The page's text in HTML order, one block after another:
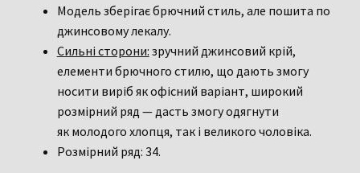
Модель зберігає брючний стиль, але пошита по
джинсовому лекалу.
Сильні сторони: зручний джинсовий крій,
елементи брючного стилю, що дають змогу
носити виріб як офісний варіант, широкий
розмірний ряд — дасть змогу одягнути
як молодого хлопця, так і великого чоловіка.
Розмірний ряд: 34.